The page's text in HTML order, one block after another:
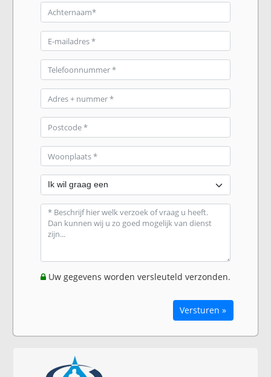
Uw gegevens worden versleuteld verzonden.
Versturen »